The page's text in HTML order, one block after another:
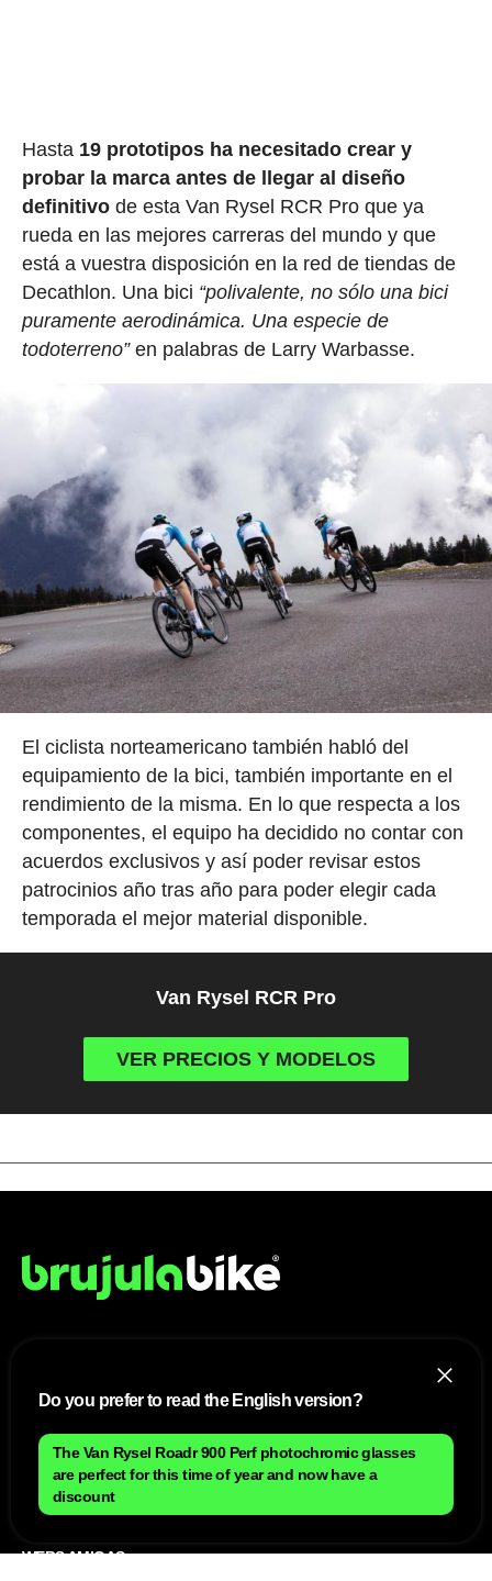
Hasta 19 prototipos ha necesitado crear y
probar la marca antes de llegar al diseño
definitivode esta Van Rysel RCR Pro que ya
rueda en las mejores carreras del mundo y que
está a vuestra disposición en la red de tiendas de
Decathlon. Una bici “polivalente, no sólo una bici
puramente aerodinámica. Una especie de
todoterreno”en palabras de Larry Warbasse.
El ciclista norteamericano también habló del
equipamiento de la bici, también importante en el
rendimiento de la misma. En lo que respecta a los
componentes, el equipo ha decidido no contar con
acuerdos exclusivos y así poder revisar estos
patrocinios año tras año para poder elegir cada
temporada el mejor material disponible.
Van Rysel RCR Pro
VER PRECIOS Y MODELOS
Mapa del sitio
Anúnciate con nosotros
Política de cookies
Política de privacidad
Contacto
Trabaja con nosotros
WEBS AMIGAS
Do you prefer to read the English version?
The Van Rysel Roadr 900 Perf photochromic glasses
are perfect for this time of year and now have a
discount